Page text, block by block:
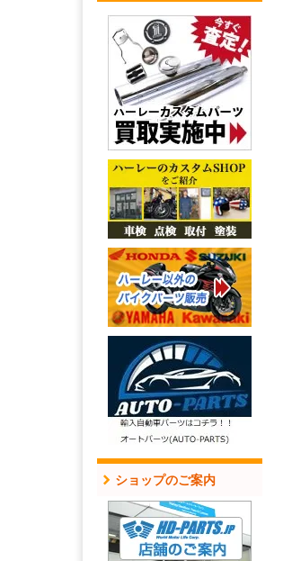
ショップのご案内